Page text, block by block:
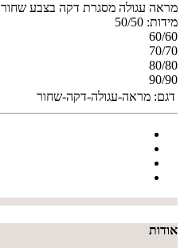
מראה עגולה מסגרת דקה בצבע שחור
מידות: 50/50
60/60
70/70
80/80
90/90
דגם: מראה-עגולה-דקה-שחור
אודות